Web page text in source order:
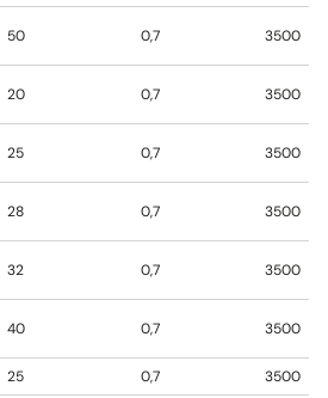
50 0,7 3500
20 0,7 3500
25 0,7 3500
28 0,7 3500
32 0,7 3500
40 0,7 3500
25 0,7
3500